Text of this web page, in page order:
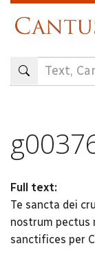
content
Full text:
Te sancta dei
nostrum pectus
sanctifices per